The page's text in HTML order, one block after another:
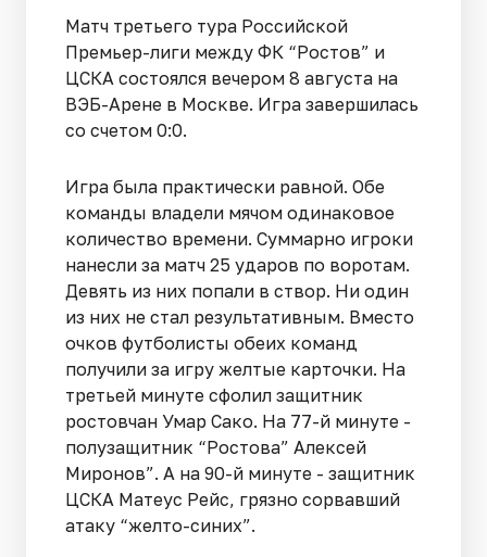
Матч третьего тура Российской
Премьер-лиги между ФК “Ростов” и
ЦСКА состоялся вечером 8 августа на
ВЭБ-Арене в Москве. Игра завершилась
со счетом 0:0.
Игра была практически равной. Обе
команды владели мячом одинаковое
количество времени. Суммарно игроки
нанесли за матч 25 ударов по воротам.
Девять из них попали в створ. Ни один
из них не стал результативным. Вместо
очков футболисты обеих команд
получили за игру желтые карточки. На
третьей минуте сфолил защитник
ростовчан Умар Сако. На 77-й минуте -
полузащитник “Ростова” Алексей
Миронов”. А на 90-й минуте - защитник
ЦСКА Матеус Рейс, грязно сорвавший
атаку “желто-синих”.